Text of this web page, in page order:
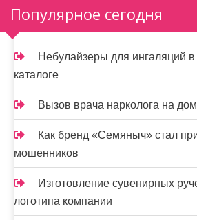
Популярное сегодня
Небулайзеры для ингаляций
каталоге
Вызов врача нарколога на дом
Как бренд «Семяныч» стал
мошенников
Изготовление сувенирных
логотипа компании